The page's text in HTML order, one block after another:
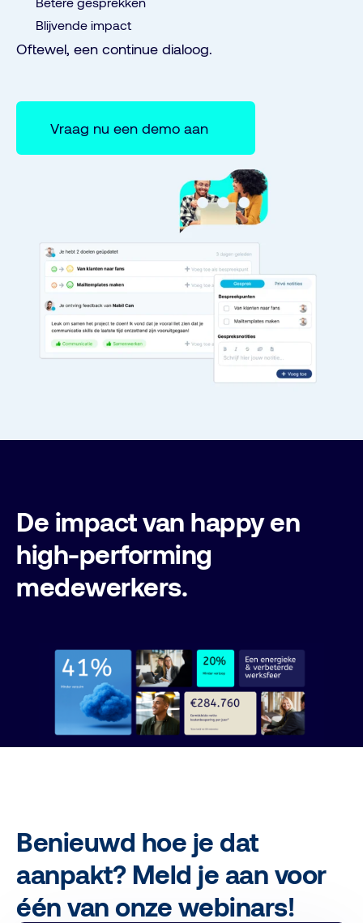
Blijvende impact
Oftewel, een continue dialoog.
Vraag nu een demo aan
De impact van happy en
high-performing
medewerkers.
Benieuwd hoe je dat
aanpakt? Meld je aan voor
één van onze webinars!